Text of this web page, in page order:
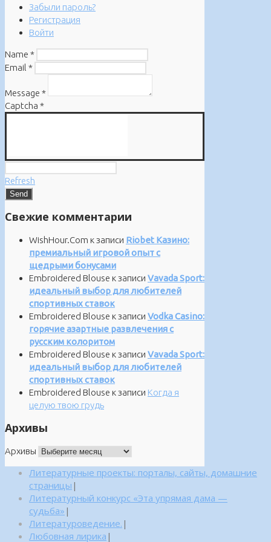
Забыли пароль?
Регистрация
Войти
Name *
Email *
Message *
Captcha *
Refresh
Свежие комментарии
WishHour.Com к записи Riobet Казино:
премиальный игровой опыт с
щедрыми бонусами
Embroidered Blouse к записи Vavada Sport:
идеальный выбор для любителей
спортивных ставок
Embroidered Blouse к записи Vodka Casino:
горячие азартные развлечения с
русским колоритом
Embroidered Blouse к записи Vavada Sport:
идеальный выбор для любителей
спортивных ставок
Embroidered Blouse к записи Когда я
целую твою грудь
Архивы
Архивы
Литературные проекты: порталы, сайты, домашние
страницы |
Литературный конкурс «Эта упрямая дама —
судьба» |
Литературоведение. |
Любовная лирика |